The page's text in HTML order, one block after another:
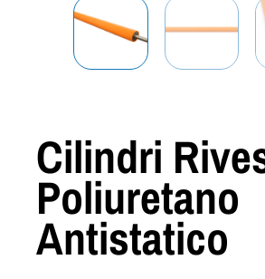
Cilindri
Poliuretano
Antistatico